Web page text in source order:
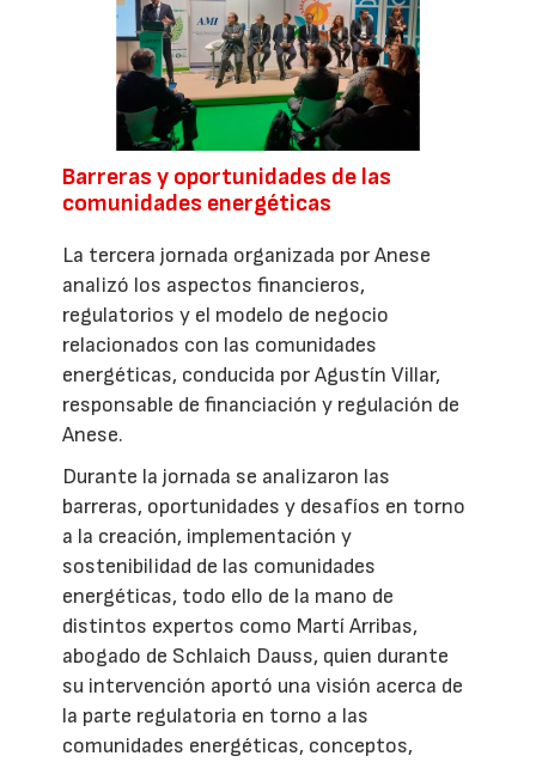
Barreras y oportunidades de las
comunidades energéticas
La tercera jornada organizada por Anese
analizó los aspectos financieros,
regulatorios y el modelo de negocio
relacionados con las comunidades
energéticas, conducida por Agustín Villar,
responsable de financiación y regulación de
Anese.
Durante la jornada se analizaron las
barreras, oportunidades y desafíos en torno
a la creación, implementación y
sostenibilidad de las comunidades
energéticas, todo ello de la mano de
distintos expertos como Martí Arribas,
abogado de Schlaich Dauss, quien durante
su intervención aportó una visión acerca de
la parte regulatoria en torno a las
comunidades energéticas, conceptos,